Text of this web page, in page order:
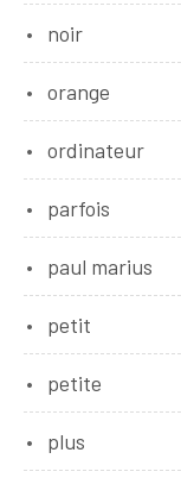
noir
orange
ordinateur
parfois
paul marius
petit
petite
plus